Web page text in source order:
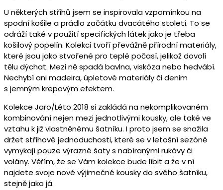
U některých střihů jsem se inspirovala vzpomínkou na
spodní košile a prádlo začátku dvacátého století. To se
odráží také v použití specifických látek jako je třeba
košilový popelín. Kolekci tvoří převážně přírodní materiály,
které jsou jako stvořené pro teplé počasí, jelikož dovolí
tělu dýchat. Mezi ně spadá bavlna, viskóza nebo hedvábí.
Nechybí ani madeira, úpletové materiály či denim
s jemným krepovým efektem.
Kolekce Jaro/Léto 2018 si zakládá na nekomplikovaném
kombinování nejen mezi jednotlivými kousky, ale také ve
vztahu k již vlastněnému šatníku. I proto jsem se snažila
držet střihové jednoduchosti, které se v letošní sezóně
vymykají pouze výrazné šaty s nabíranými rukávy či
volány. Věřím, že se Vám kolekce bude líbit a že v ní
najdete svoje nové výjimečné kousky do svého šatníku,
stejně jako já.